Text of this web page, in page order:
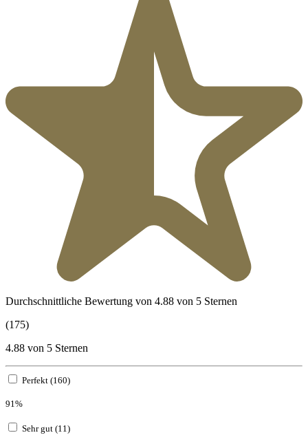
Durchschnittliche Bewertung von 4.88 von 5 Sternen
(175)
4.88 von 5 Sternen
Perfekt (160)
91%
Sehr gut (11)